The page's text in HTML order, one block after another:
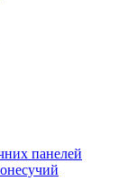
панелей